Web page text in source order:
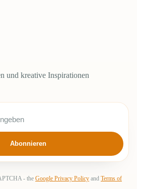
und kreative Inspirationen
Abonnieren
- the Google Privacy Policy and Terms of